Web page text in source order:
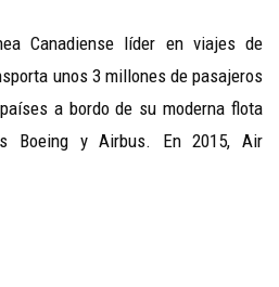
Canadiense líder en viajes de
unos 3 millones de pasajeros
a bordo de su moderna flota
Boeing y Airbus. En 2015, Air